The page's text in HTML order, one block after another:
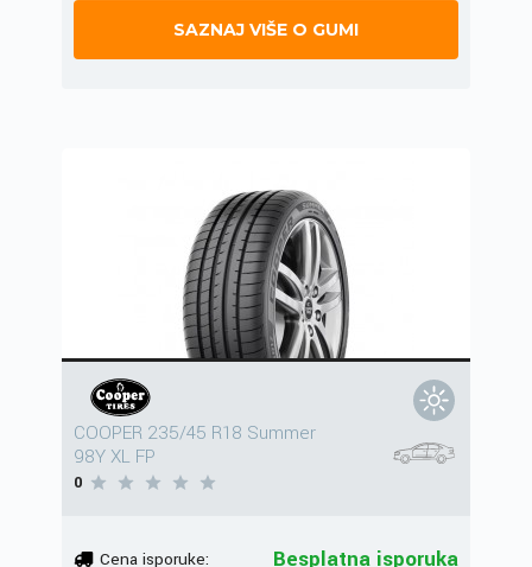
SAZNAJ VIŠE O GUMI
COOPER 235/45 R18 Summer
98Y XL FP
0
Cena isporuke: Besplatna isporuka